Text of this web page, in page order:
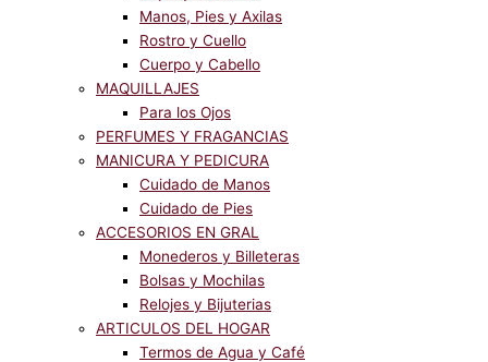
Manos, Pies y Axilas
Rostro y Cuello
Cuerpo y Cabello
MAQUILLAJES
Para los Ojos
PERFUMES Y FRAGANCIAS
MANICURA Y PEDICURA
Cuidado de Manos
Cuidado de Pies
ACCESORIOS EN GRAL
Monederos y Billeteras
Bolsas y Mochilas
Relojes y Bijuterias
ARTICULOS DEL HOGAR
Termos de Agua y Café